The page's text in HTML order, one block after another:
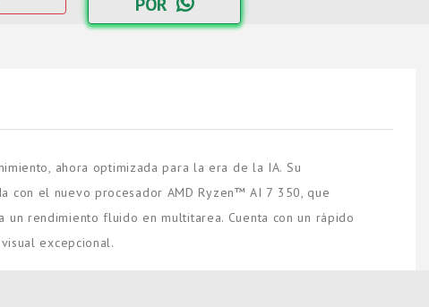
ahora optimizada para la era de la IA. Su
con el nuevo procesador AMD Ryzen™ AI 7 350, que
un rendimiento fluido en multitarea. Cuenta con un rápido
excepcional.